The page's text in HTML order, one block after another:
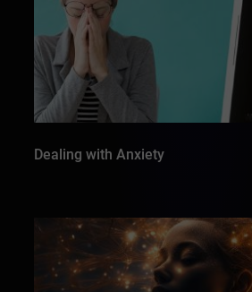
Dealing with Anxiety